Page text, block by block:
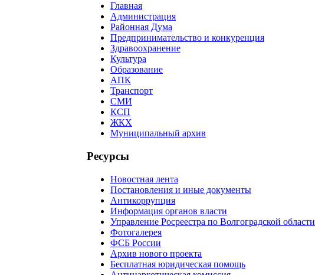
Главная
Администрация
Районная Дума
Предпринимательство и конкуренция
Здравоохранение
Культура
Образование
АПК
Транспорт
СМИ
КСП
ЖКХ
Муниципальный архив
Ресурсы
Новостная лента
Постановления и иные документы
Антикоррупция
Информация органов власти
Управление Росреестра по Волгоградской области
Фотогалерея
ФСБ России
Архив нового проекта
Бесплатная юридическая помощь